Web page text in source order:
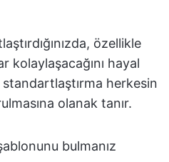
özellikle
kolaylaşacağını hayal
herkesin
olanak tanır.
bulmanız